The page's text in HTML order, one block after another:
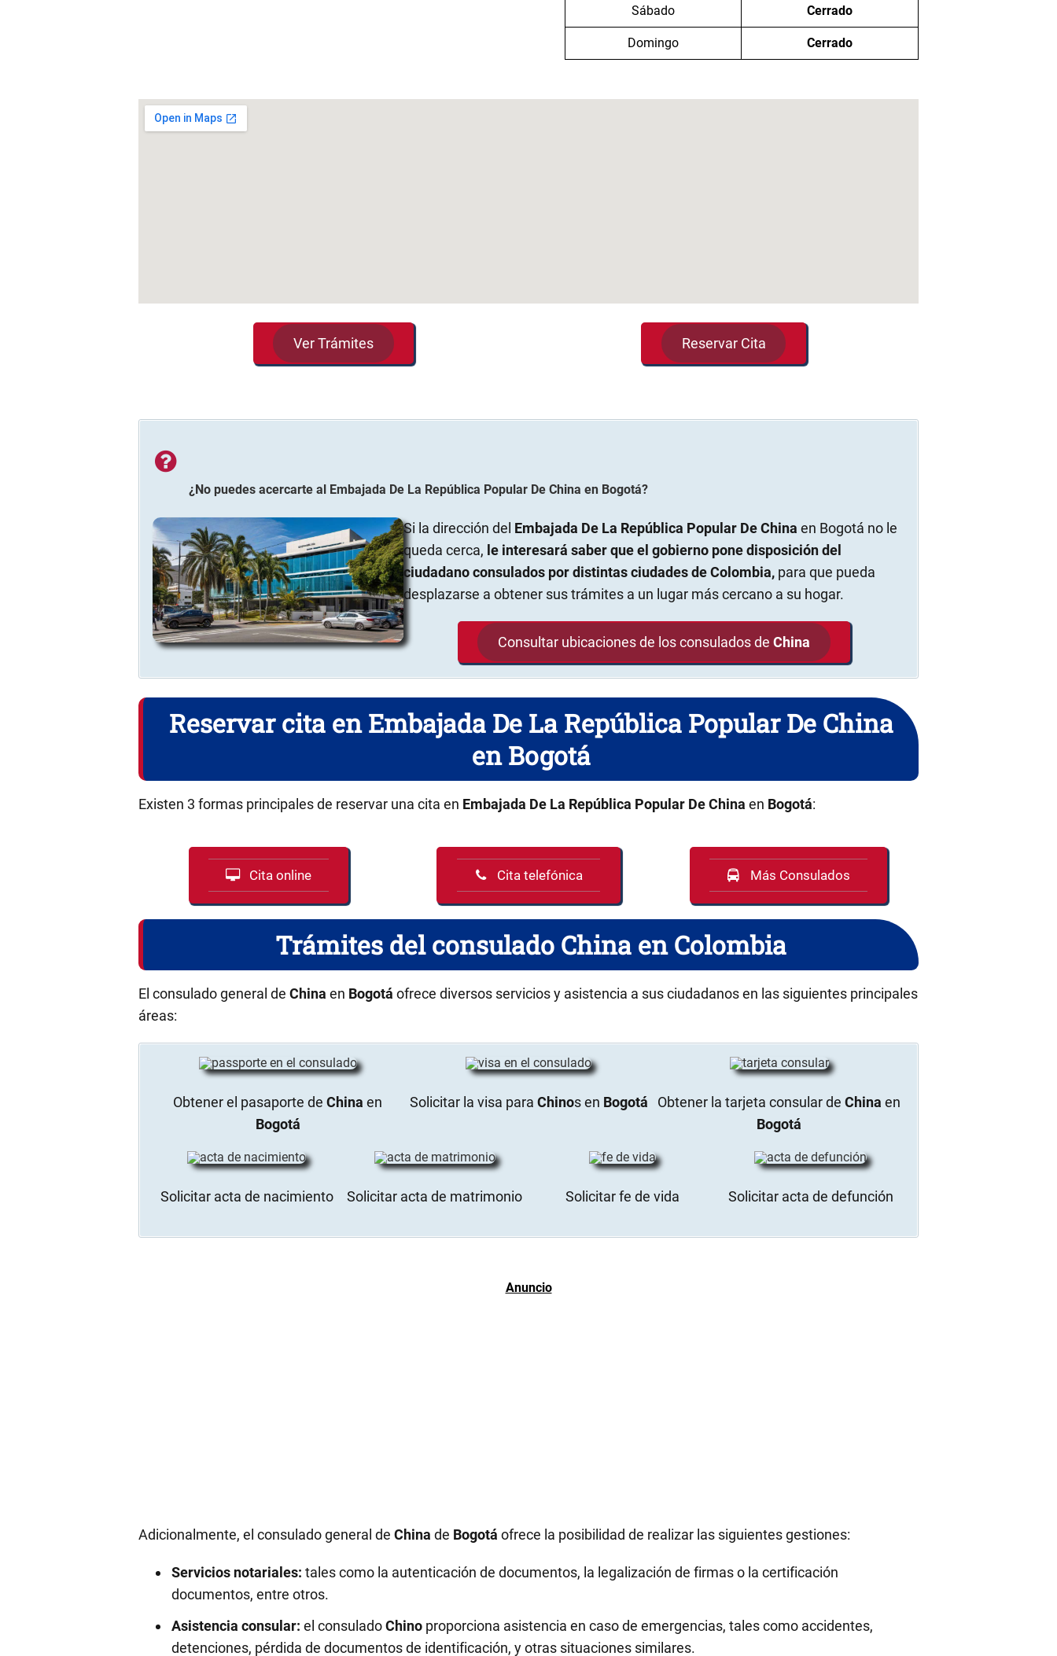
Sábado Cerrado
Domingo Cerrado
Ver Trámites Reservar Cita
¿No puedes acercarte al Embajada De La República Popular De China en Bogotá?
Si la dirección del Embajada De La República Popular De China en Bogotá no le
queda cerca, le interesará saber que el gobierno pone disposición del
ciudadano consulados por distintas ciudades de Colombia,para que pueda
desplazarse a obtener sus trámites a un lugar más cercano a su hogar.
Consultar ubicaciones de los consulados de China
Reservar cita en Embajada De La República Popular De China
en Bogotá
Existen 3 formas principales de reservar una cita en Embajada De La República Popular De China en Bogotá:
Cita online Cita telefónica Más Consulados
Trámites del consulado China en Colombia
El consulado general de China en Bogotá ofrece diversos servicios y asistencia a sus ciudadanos en las siguientes principales
áreas:
Obtener el pasaporte deChina en
Bogotá
Solicitar la visa para Chinos en Bogotá Obtener la tarjeta consular deChina en
Bogotá
Solicitar acta de nacimiento Solicitar acta de matrimonio Solicitar fe de vida Solicitar acta de defunción
Adicionalmente, el consulado general de China de Bogotá ofrece la posibilidad de realizar las siguientes gestiones:
Servicios notariales: tales como la autenticación de documentos, la legalización de firmas o la certificación
documentos, entre otros.
Asistencia consular: el consuladoChino proporciona asistencia en caso de emergencias, tales como accidentes,
detenciones, pérdida de documentos de identificación, y otras situaciones similares.